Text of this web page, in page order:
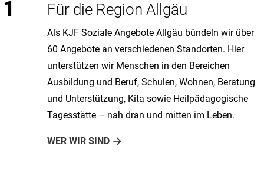
Für die Region Allgäu
Als KJF Soziale Angebote Allgäu bündeln wir über
60 Angebote an verschiedenen Standorten. Hier
unterstützen wir Menschen in den Bereichen
Ausbildung und Beruf, Schulen, Wohnen, Beratung
und Unterstützung, Kita sowie Heilpädagogische
Tagesstätte – nah dran und mitten im Leben.
WER WIR SIND